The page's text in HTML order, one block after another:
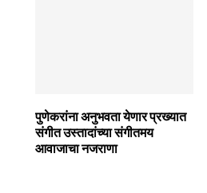
पुणेकरांना अनुभवता येणार प्रख्यात
संगीत उस्तादांच्या संगीतमय
आवाजाचा नजराणा